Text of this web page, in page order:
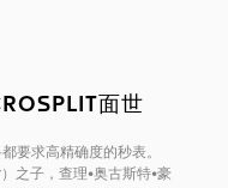
面世
要求高精确度的秒表。
之子，查理•奥古斯特•豪